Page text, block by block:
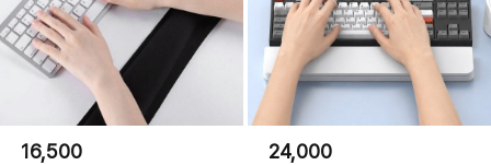
16,500 24,000